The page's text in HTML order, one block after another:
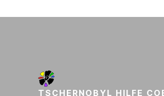
TSCHERNOBYL HILFE